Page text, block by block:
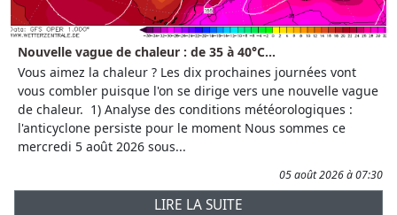
Nouvelle vague de chaleur : de 35 à 40°C...
Vous aimez la chaleur ? Les dix prochaines journées vont
vous combler puisque l'on se dirige vers une nouvelle vague
de chaleur. 1) Analyse des conditions météorologiques :
l'anticyclone persiste pour le moment Nous sommes ce
mercredi 5 août 2026 sous...
05 août 2026 à 07:30
LIRE LA SUITE